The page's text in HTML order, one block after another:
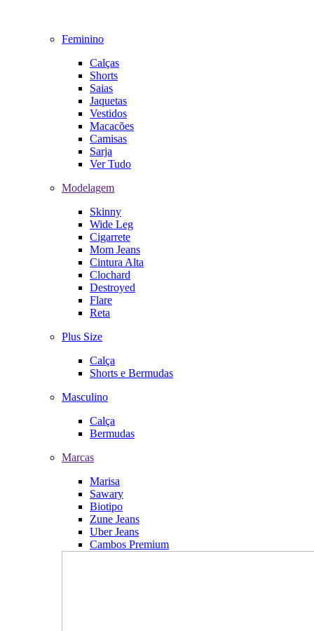
Feminino
Calças
Shorts
Saias
Jaquetas
Vestidos
Macacões
Camisas
Sarja
Ver Tudo
Modelagem
Skinny
Wide Leg
Cigarrete
Mom Jeans
Cintura Alta
Clochard
Destroyed
Flare
Reta
Plus Size
Calça
Shorts e Bermudas
Masculino
Calça
Bermudas
Marcas
Marisa
Sawary
Biotipo
Zune Jeans
Uber Jeans
Cambos Premium